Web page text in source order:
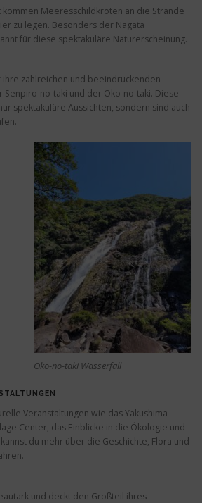
kommen Meeresschildkröten an die Strände
zu legen. Besonders der Nagata
für diese spektakuläre Naturerscheinung.
ihre zahlreichen und beeindruckenden
no-taki und der Oko-no-taki. Diese
spektakuläre Aussichten, sondern sind auch
Oko-no-taki Wasserfall
Veranstaltungen wie das Yakushima
Center, das Einblicke in die Ökologie und
du mehr über die Geschichte, Flora und
und deckt den Großteil ihres